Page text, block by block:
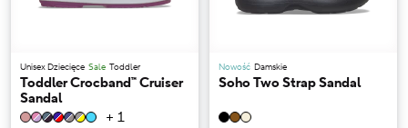
Unisex Dziecięce Sale Toddler
Toddler Crocband™ Cruiser
Sandal
+ 1
Nowość Damskie
Soho Two Strap Sandal